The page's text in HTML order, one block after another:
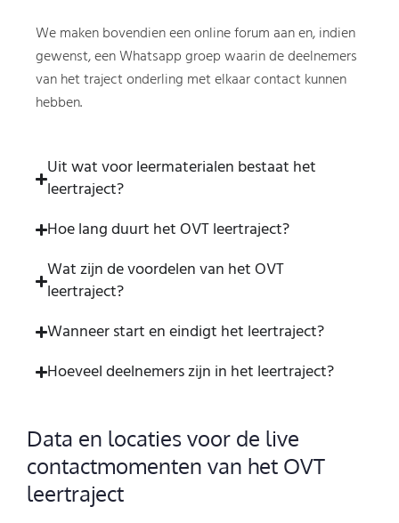
We maken bovendien een online forum aan en, indien
gewenst, een Whatsapp groep waarin de deelnemers
van het traject onderling met elkaar contact kunnen
hebben.
Uit wat voor leermaterialen bestaat het
leertraject?
Hoe lang duurt het OVT leertraject?
Wat zijn de voordelen van het OVT
leertraject?
Wanneer start en eindigt het leertraject?
Hoeveel deelnemers zijn in het leertraject?
Data en locaties voor de live
contactmomenten van het OVT
leertraject